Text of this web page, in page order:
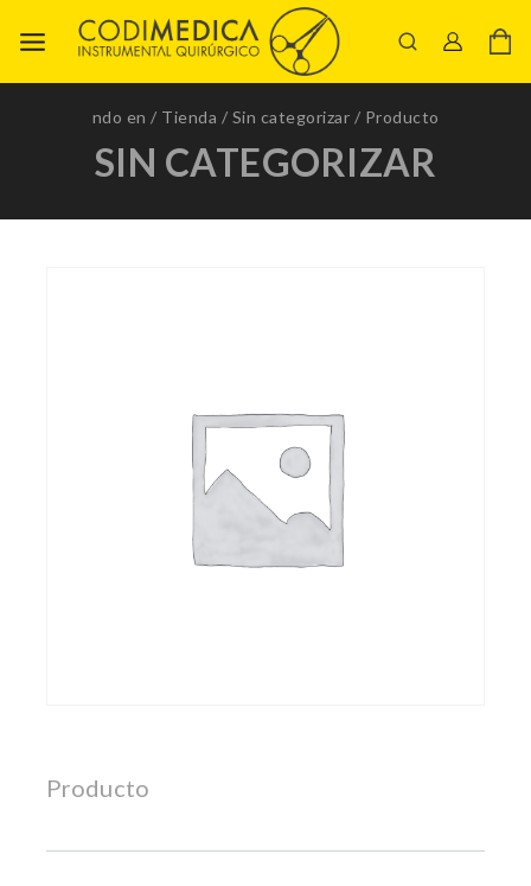
ndo en / Tienda / Sin categorizar / Producto
SIN CATEGORIZAR
Producto